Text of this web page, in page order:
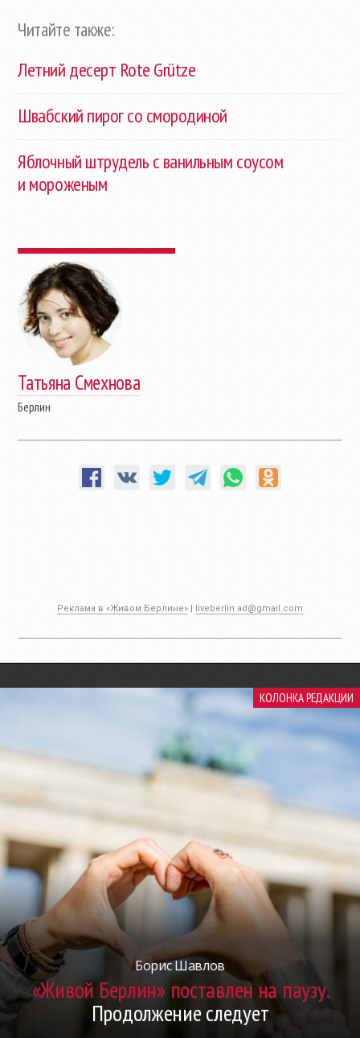
Читайте также:
Летний десерт Rote Grütze
Швабский пирог со смородиной
Яблочный штрудель с ванильным соусом
и мороженым
Татьяна Смехнова
Берлин
Реклама в «Живом Берлине» | liveberlin.ad@gmail.com
КОЛОНКА РЕДАКЦИИ
Борис Шавлов
«Живой Берлин» поставлен на паузу.
Продолжение следует